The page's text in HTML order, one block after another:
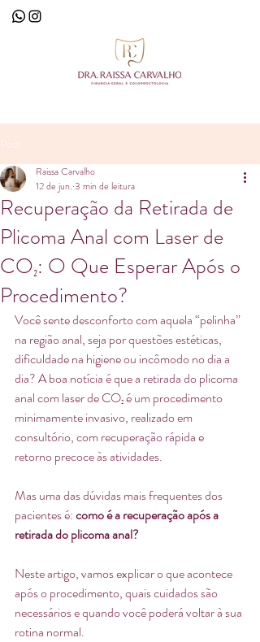
Post
Recuperação da Retirada de
Plicoma Anal com Laser de
CO₂: O Que Esperar Após o
Procedimento?
Raissa Carvalho
12 de jun. 3 min de leitura
Você sente desconforto com aquela “pelinha”
na região anal, seja por questões estéticas,
dificuldade na higiene ou incômodo no dia a
dia? A boa notícia é que a retirada do plicoma
anal com laser de CO₂ é um procedimento
minimamente invasivo, realizado em
consultório, com recuperação rápida e
retorno precoce às atividades.
Mas uma das dúvidas mais frequentes dos
pacientes é: como é a recuperação após a
retirada do plicoma anal?
Neste artigo, vamos explicar o que acontece
após o procedimento, quais cuidados são
necessários e quando você poderá voltar à sua
rotina normal.